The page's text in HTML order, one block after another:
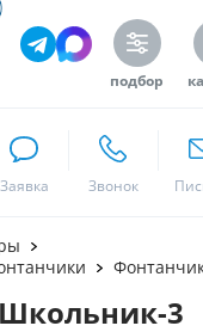
подбор
Москва
3